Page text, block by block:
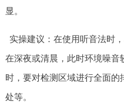
显。
实操建议：在使用听音法时
在深夜或清晨，此时环境噪音
时，要对检测区域进行全面
处等。